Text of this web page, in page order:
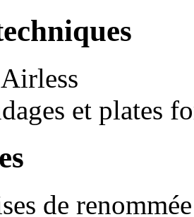
et plates
de